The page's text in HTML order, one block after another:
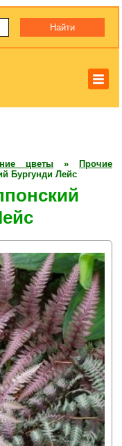
цветы »
Прочие
Бургунди Лейс